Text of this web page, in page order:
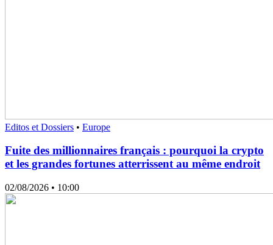
Editos et Dossiers • Europe
Fuite des millionnaires français : pourquoi la crypto
et les grandes fortunes atterrissent au même endroit
02/08/2026 • 10:00